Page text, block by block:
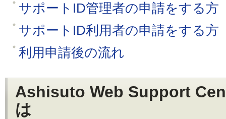
サポートID管理者の申請をする方
サポートID利用者の申請をする方
利用申請後の流れ
Ashisuto Web Support
は